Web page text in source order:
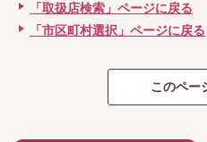
「取扱店検索」ページに戻る
「市区町村選択」ページに戻る